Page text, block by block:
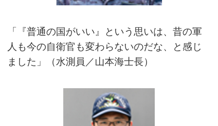
「『普通の国がいい』という思いは、昔の軍
人も今の自衛官も変わらないのだな、と感じ
ました」（水測員／山本海士長）